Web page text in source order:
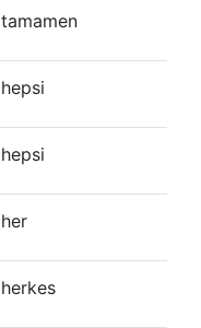
tamamen
hepsi
hepsi
her
herkes